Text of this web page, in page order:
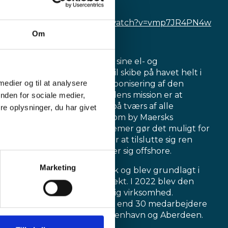
Om
og til at analysere
for sociale medier,
oplysninger, du har givet
Marketing
https://www.youtube.com/watch?v=vmp7JR4PN4w
Stillstrom by Maersk er med sine el- og
ladeinfrastrukturløsninger til skibe på havet helt i
front, når det gælder dekarbonisering af den
maritime sektor. Virksomhedens mission er at
eliminere skibes emissioner på tværs af alle
relevante skibstyper. Stillstrom by Maersks
integrerede opladningssystemer gør det muligt for
hybride og elektriske fartøjer at tilslutte sig ren
elektricitet, mens de befinder sig offshore.
Virksomheden ejes af Maersk og blev grundlagt i
2019 som et innovationsprojekt. I 2022 blev den
etableret som en selvstændig virksomhed.
Stillstrom beskæftiger mere end 30 medarbejdere
på sine hovedkontorer i København og Aberdeen.